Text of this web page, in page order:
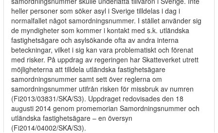
heller personer som söker asyl i Sverige tilldelas i dag i
normalfallet något samordningsnummer. I stället använder sig
de myndigheter som kommer i kontakt med s.k. utländska
fastighetsägare och asylsökande ofta av andra interna
beteckningar, vilket i sig kan vara problematiskt och förenat
med risker. På uppdrag av regeringen har Skatteverket utrett
möjligheterna att tilldela utländska fastighetsägare
samordningsnummer samt sett över reglerna om
samordningsnummer utifrån risken för missbruk av numren
(Fi2013/03831/SKA/S3). Uppdraget redovisades den 18
augusti 2014 genom promemorian Samordningsnummer och
utländska fastighetsägare – en översyn
(Fi2014/04002/SKA/S3).